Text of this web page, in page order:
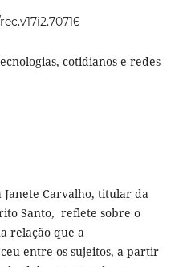
cotidianos e redes
Janete Carvalho, titular da
Santo, reflete sobre o
relação que a
entre os sujeitos, a partir